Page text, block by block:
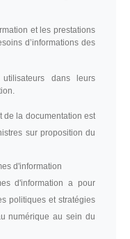
et les prestations
d’informations des
dans leurs
la documentation est
sur proposition du
d'information
d'information a pour
politiques et stratégies
numérique au sein du